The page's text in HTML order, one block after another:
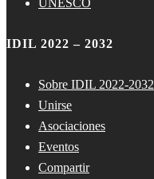
UNESCO
IDIL 2022 – 2032
Sobre IDIL 2022-2032
Unirse
Asociaciones
Eventos
Compartir